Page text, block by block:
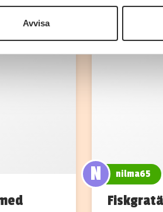
att besöka webbplatsen
Avvisa
N nilma65